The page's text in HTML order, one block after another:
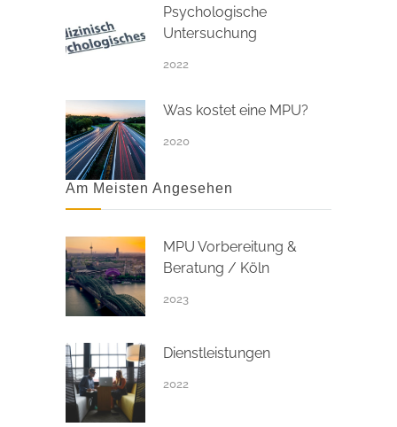
Psychologische
Untersuchung
2022
Was kostet eine MPU?
2020
Am Meisten Angesehen
MPU Vorbereitung &
Beratung / Köln
2023
Dienstleistungen
2022